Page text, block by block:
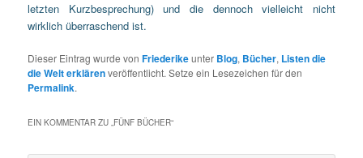
letzten Kurzbesprechung) und die dennoch vielleicht nicht
wirklich überraschend ist.
Dieser Eintrag wurde vonFriederikeunter Blog, Bücher, Listen die
die Welt erklärenveröffentlicht. Setze ein Lesezeichen für den
Permalink.
EIN KOMMENTAR ZU „FÜNF BÜCHER“